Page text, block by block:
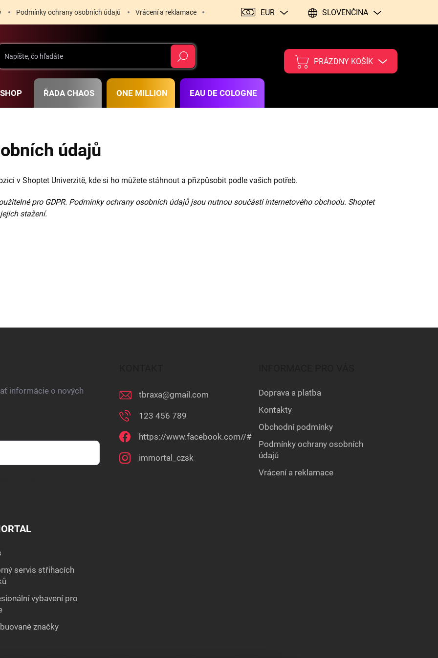
Podmínky ochrany osobních údajů Vrácení a reklamace EUR SLOVENČINA
Hľadať PRÁZDNY KOŠÍK
ŘADA CHAOS ONE MILLION EAU DE COLOGNE
údajů
v Shoptet Univerzitě, kde si ho můžete stáhnout a přizpůsobit podle vašich potřeb.
pro GDPR. Podmínky ochrany osobních údajů jsou nutnou součástí internetového obchodu. Shoptet
stažení.
informácie o nových
tbraxa@gmail.com
123 456 789
https://www.facebook.com//#
immortal_czsk
Doprava a platba
Kontakty
Obchodní podmínky
Podmínky ochrany osobních
údajů
Vrácení a reklamace
servis střihacích
vybavení pro
značky